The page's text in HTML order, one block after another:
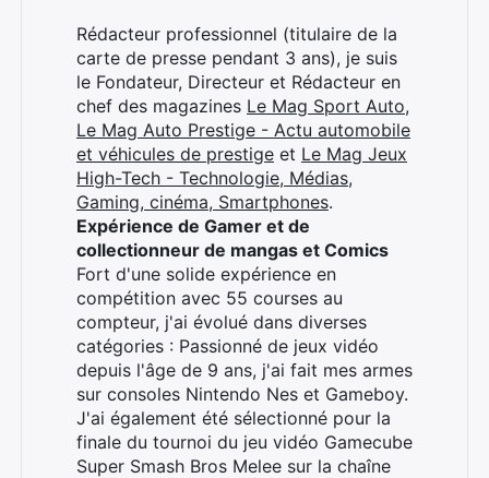
Rédacteur professionnel (titulaire de la
carte de presse pendant 3 ans), je suis
le Fondateur, Directeur et Rédacteur en
chef des magazines Le Mag Sport Auto,
Le Mag Auto Prestige - Actu automobile
et véhicules de prestige et Le Mag Jeux
High-Tech - Technologie, Médias,
Gaming, cinéma, Smartphones.
Expérience de Gamer et de
collectionneur de mangas et Comics
Fort d'une solide expérience en
compétition avec 55 courses au
compteur, j'ai évolué dans diverses
catégories : Passionné de jeux vidéo
depuis l'âge de 9 ans, j'ai fait mes armes
sur consoles Nintendo Nes et Gameboy.
J'ai également été sélectionné pour la
finale du tournoi du jeu vidéo Gamecube
Super Smash Bros Melee sur la chaîne
Rechercher